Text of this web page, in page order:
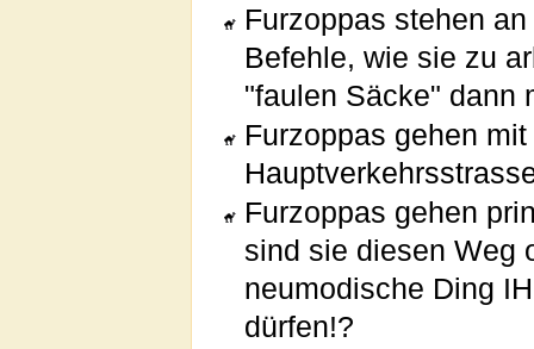
Furzoppas stehen
Befehle, wie sie zu
"faulen Säcke" dann
Furzoppas gehen
Furzoppas gehen
sind sie diesen Weg
neumodische Ding
dürfen!?